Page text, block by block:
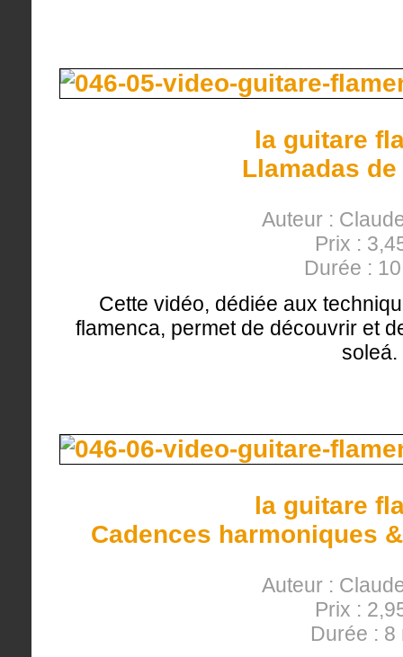
la guitare
Llamadas
Auteur :
Prix :
Durée :
Cette vidéo, dédiée aux
flamenca, permet de découvrir et
soleá.
la guitare
Cadences harmoniques
Auteur :
Prix :
Durée : 8